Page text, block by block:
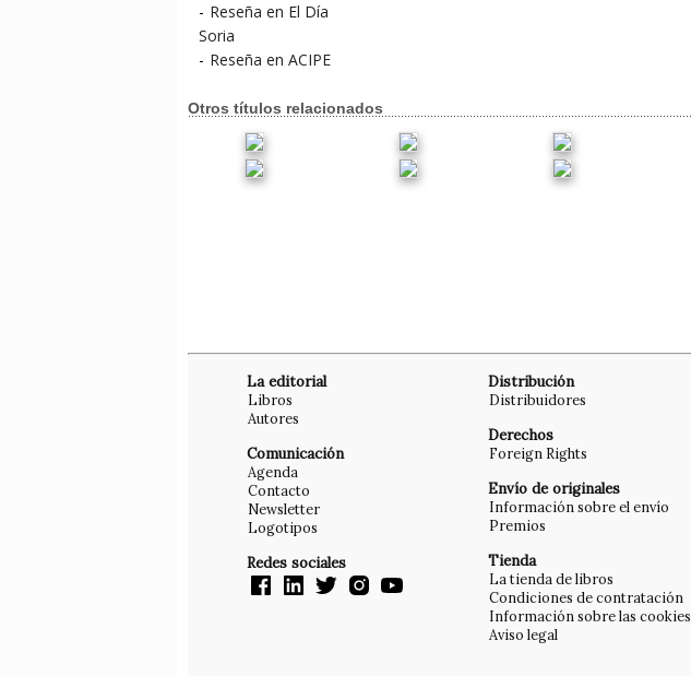
- Reseña en El Día
Soria
- Reseña en ACIPE
Otros títulos relacionados
La editorial
Libros
Autores
Comunicación
Agenda
Contacto
Newsletter
Logotipos
Redes sociales
Distribución
Distribuidores
Derechos
Foreign Rights
Envío de originales
Información sobre el envío
Premios
Tienda
La tienda de libros
Condiciones de contratación
Información sobre las cookies
Aviso legal